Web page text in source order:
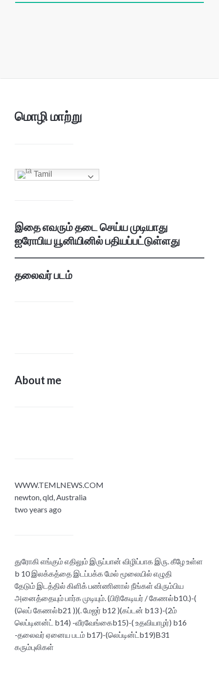
மொழி மாற்று
Tamil
இதை எவரும் தடை செய்ய முடியாது
ஐரோபிய யூனியினில் பதியப்பட்டுள்ளது
தலைவர் படம்
About me
WWW.TEMLNEWS.COM
newton, qld, Australia
two years ago
துரோகி எங்கும் எதிலும் இருப்பான் விழிப்பாக இரு. கீழே உள்ள
b 10 இலக்கத்தை இடப்பக்க மேல் மூலையில் எழுதி
தேடும் இடத்தில் கிளிக் பண்ணினால் நீங்கள் விரும்பிய
அனைத்தையும் பார்க முடியும். (பிரிகேடியர் / கேணல்b10.)-(
(லெப் கேணல்b21 ))(. மேஜர் b12 )(கப்டன் b13 )-(2ம்
லெப்டினன்ட் b14) -வீரவேங்கைb15)-( உதவியாழர்) b16
-தலைவர் ஏனைய படம் b17)-(லெப்டின்ட்b19)B31
கரும்புலிகள்